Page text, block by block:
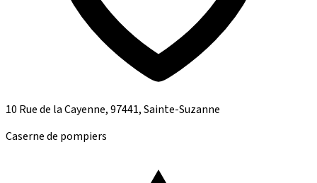
10 Rue de la Cayenne, 97441, Sainte-Suzanne
Caserne de pompiers